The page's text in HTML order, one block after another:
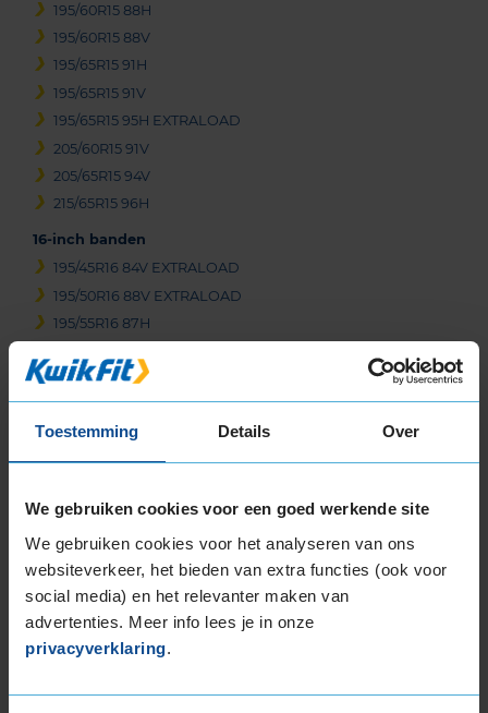
Toestemming Details Over
We gebruiken cookies voor een goed werkende site
We gebruiken cookies voor het analyseren van ons
websiteverkeer, het bieden van extra functies (ook voor
social media) en het relevanter maken van
advertenties. Meer info lees je in onze
privacyverklaring.
195/60R15 88H
195/60R15 88V
195/65R15 91H
195/65R15 91V
195/65R15 95H EXTRALOAD
205/60R15 91V
205/65R15 94V
215/65R15 96H
16-inch banden
195/45R16 84V EXTRALOAD
195/50R16 88V EXTRALOAD
195/55R16 87H
195/55R16 91H EXTRALOAD
195/55R16 91V EXTRALOAD
205/45R16 87W EXTRALOAD
205/50R16 87W
205/55R16 91V
205/55R16 91W
205/55R16 91W
205/55R16 91W
205/55R16 91W RUNFLAT
205/55R16 94V EXTRALOAD